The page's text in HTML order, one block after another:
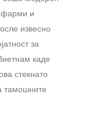
фарми и
извесно
за
каде
стекнато
тамошните